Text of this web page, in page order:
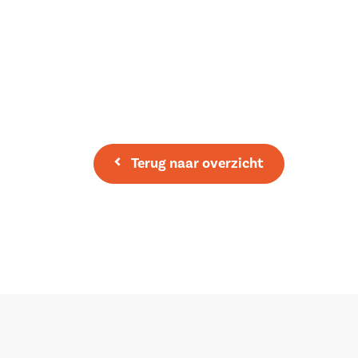
– Energielabel: A;
– Bouwjaar: 2000.
Terug naar overzicht